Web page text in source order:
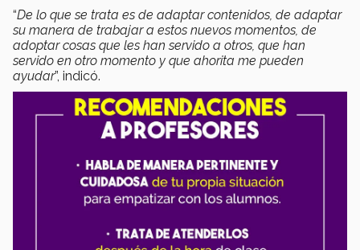
“De lo que se trata es de adaptar contenidos, de adaptar
su manera de trabajar a estos nuevos momentos, de
adoptar cosas que les han servido a otros, que han
servido en otro momento y que ahorita me pueden
ayudar”, indicó.